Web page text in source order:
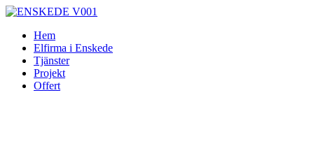
Skip
contentHem
Elfirma i Enskede
Tjänster
Projekt
Offert